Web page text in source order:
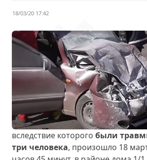
18/03/20 17:42
вследствие которого были
три человека, произошло 18